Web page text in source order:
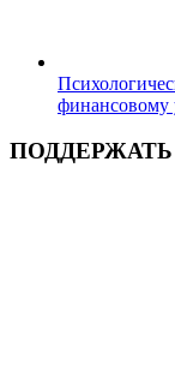
финансовому